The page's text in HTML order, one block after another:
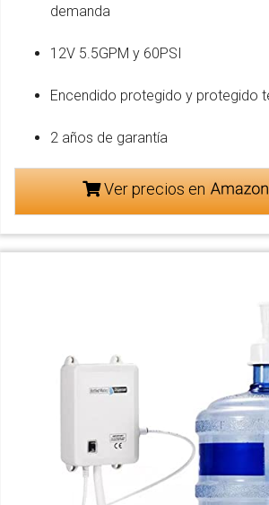
demanda
12V 5.5GPM y 60PSI
Encendido protegido y protegido
2 años de garantía
Ver precios en